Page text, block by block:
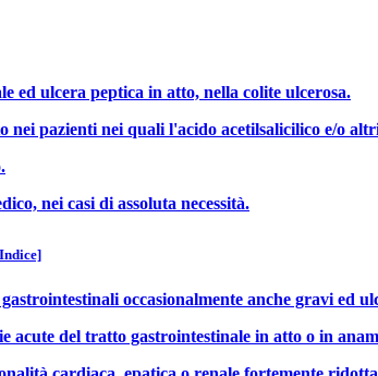
ed ulcera peptica in atto, nella colite ulcerosa.
pazienti nei quali l'acido acetilsalicilico e/o
nei casi di assoluta necessità.
occasionalmente anche gravi ed
del tratto gastrointestinale in atto o in